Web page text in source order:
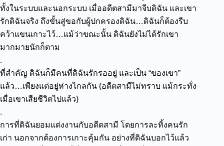
ทั้งในระบบและนอกระบบ เมื่ออดีตสามีมาจีบดิฉัน และเขา
รักดิฉันจริง ถึงขั้นสู่ขอกับผู้ปกครองดิฉัน…ดิฉันก็ต้องรีบ
คว้าแขนเกาะไว้…แม้ว่าขณะนั้น ดิฉันยังไม่ได้รักเขา
มากมายนักก็ตาม
.
ที่สำคัญ ดิฉันก็มีคนที่ดิฉันรักรออยู่ และเป็น “ของเขา”
แล้ว…เพียงแต่อยู่ห่างไกลกัน (อดีตสามีไม่ทราบ แม้กระทั่ง
เมื่อเขาเสียชีวิตไปแล้ว)
.
การที่ดิฉันยอมแต่งงานกับอดีตสามี โดยการละทิ้งคนรัก
เก่า นอกจากต้องการเกาะคุ้มกัน อย่างที่ดิฉันบอกไว้แล้ว